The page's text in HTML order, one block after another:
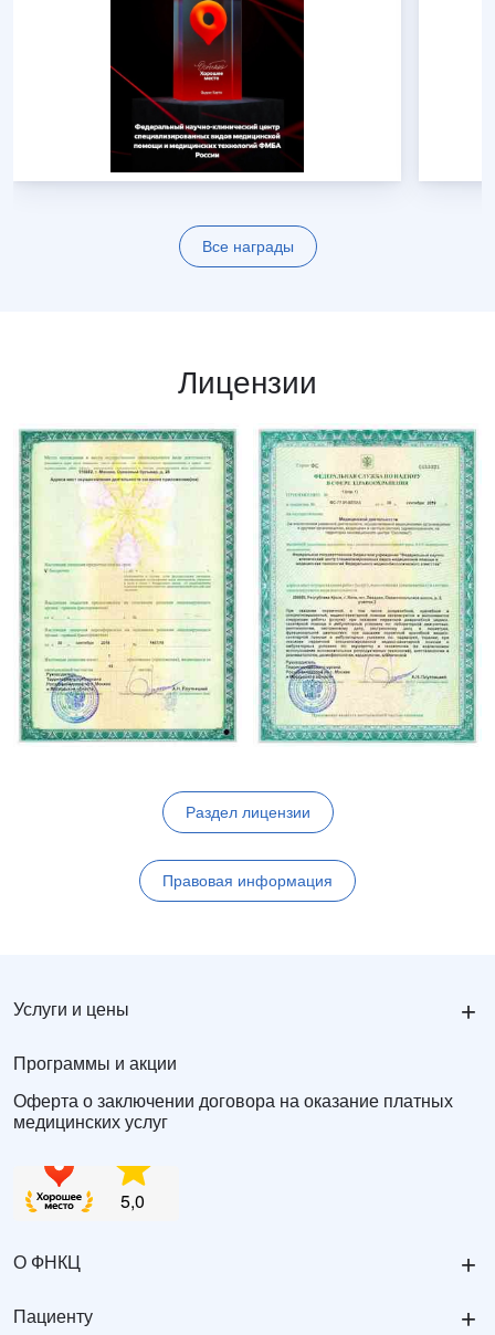
Все награды
Лицензии
Раздел лицензии
Правовая информация
Услуги и цены +
Программы и акции
Оферта о заключении договора на оказание платных
медицинских услуг
О ФНКЦ +
Пациенту +